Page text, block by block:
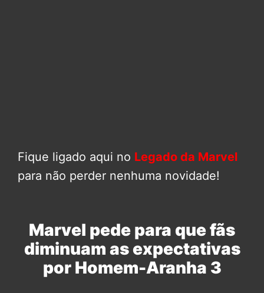
Fique ligado aqui no Legado da Marvel
para não perder nenhuma novidade!
Marvel pede para que fãs
diminuam as expectativas
por Homem-Aranha 3